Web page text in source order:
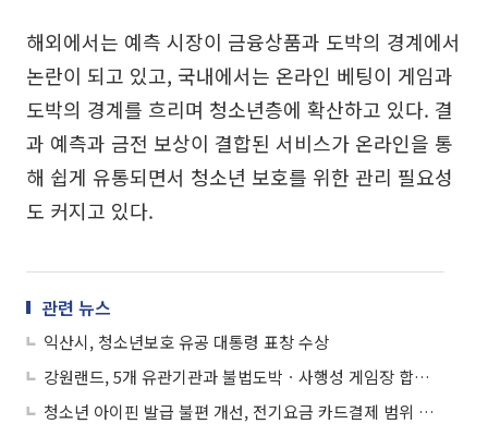
해외에서는 예측 시장이 금융상품과 도박의 경계에서
논란이 되고 있고, 국내에서는 온라인 베팅이 게임과
도박의 경계를 흐리며 청소년층에 확산하고 있다. 결
과 예측과 금전 보상이 결합된 서비스가 온라인을 통
해 쉽게 유통되면서 청소년 보호를 위한 관리 필요성
도 커지고 있다.
관련 뉴스
익산시, 청소년보호 유공 대통령 표창 수상
강원랜드, 5개 유관기관과 불법도박ㆍ사행성 게임장 합동 단속…4곳 적발
청소년 아이핀 발급 불편 개선, 전기요금 카드결제 범위 확대 검토